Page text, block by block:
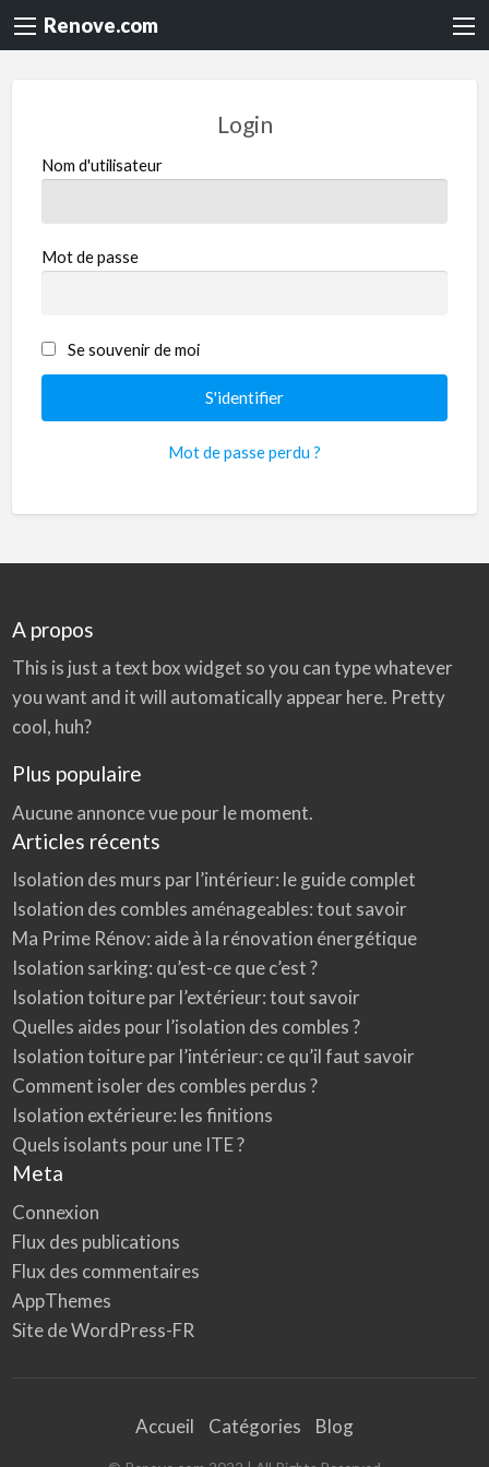
Renove.com
Login
Nom d'utilisateur
Mot de passe
Se souvenir de moi
Mot de passe perdu ?
A propos
This is just a text box widget so you can type whatever
you want and it will automatically appear here. Pretty
cool, huh?
Plus populaire
Aucune annonce vue pour le moment.
Articles récents
Isolation des murs par l’intérieur: le guide complet
Isolation des combles aménageables: tout savoir
Ma Prime Rénov: aide à la rénovation énergétique
Isolation sarking: qu’est-ce que c’est ?
Isolation toiture par l’extérieur: tout savoir
Quelles aides pour l’isolation des combles ?
Isolation toiture par l’intérieur: ce qu’il faut savoir
Comment isoler des combles perdus ?
Isolation extérieure: les finitions
Quels isolants pour une ITE ?
Meta
Connexion
Flux des publications
Flux des commentaires
AppThemes
Site de WordPress-FR
Accueil Catégories Blog